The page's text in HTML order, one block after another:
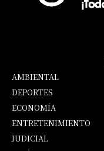
AMBIENTAL
DEPORTES
ECONOMÍA
ENTRETENIMIENTO
JUDICIAL